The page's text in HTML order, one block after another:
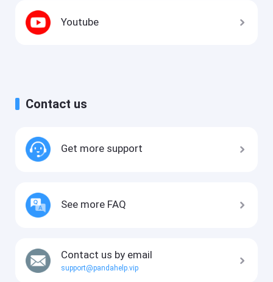
Youtube
Contact us
Get more support
See more FAQ
Contact us by email
support@pandahelp.vip